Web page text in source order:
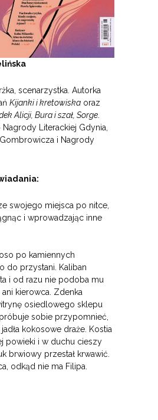
scenarzystka. Autorka
Kijanki i kretowiska oraz
Alicji, Bura i szał, Sorge
Literackiej Gdynia,
i Nagrody
swojego miejsca po nitce,
i wprowadzając inne
po kamiennych
do przystani. Kaliban
i od razu nie podoba mu
ani kierowca. Zdenka
osiedlowego sklepu
sobie przypomnieć,
kokosowe draże. Kostia
powieki i w duchu cieszy
brwiowy przestał krwawić.
odkąd nie ma Filipa.